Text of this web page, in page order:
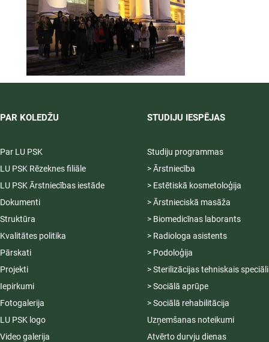
PAR KOLEDŽU
Par LU PSK
LU PSK Rēzeknes filiāle
LU PSK Ārstniecības iestāde
Dokumenti
Struktūra
Kvalitātes politika
Pārskati
Projekti
Iepirkumi
Fotogalerija
LU PSK logo
Video galerija
STUDIJU IESPĒJAS
Studiju programmas
> Ārstniecība
> Estētiskā kosmetoloģija
> Ārstnieciskā masāža
> Biomedicīnas laborants
> Radiologa asistents
> Podoloģija
> Sterilizācijas tehniskais
> Sociālā aprūpe
> Sociālā rehabilitācija
Uzņemšanas noteikumi
Atvērto durvju dienas